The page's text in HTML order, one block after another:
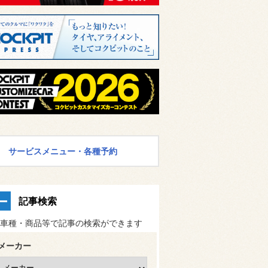
サービスメニュー・各種予約
記事検索
種・商品等で記事の検索ができます
ーカー